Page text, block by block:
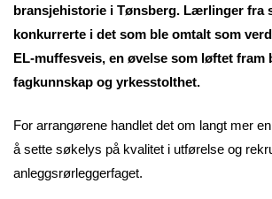
bransjehistorie i Tønsberg. Lærlinger fra
konkurrerte i det som ble omtalt som
EL-muffesveis, en øvelse som løftet fram
fagkunnskap og yrkesstolthet.
For arrangørene handlet det om langt mer
å sette søkelys på kvalitet i utførelse og
anleggsrørleggerfaget.